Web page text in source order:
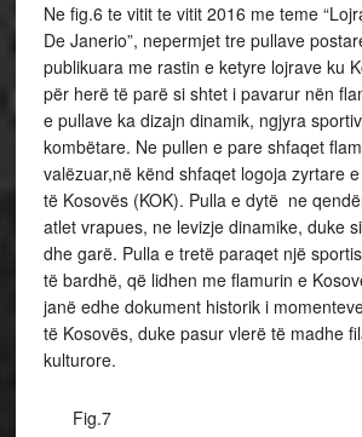
Ne fig.6 te vitit te vitit 2016 me teme
De Janerio”, nepermjet tre pullave
publikuara me rastin e ketyre lojrave ku
për herë të parë si shtet i pavarur nën
e pullave ka dizajn dinamik, ngjyra
kombëtare. Ne pullen e pare shfaqet
valëzuar,në kënd shfaqet logoja zyrtare
të Kosovës (KOK). Pulla e dytë ne
atlet vrapues, ne levizje dinamike, duke
dhe garë. Pulla e tretë paraqet një
të bardhë, që lidhen me flamurin e
janë edhe dokument historik i
të Kosovës, duke pasur vlerë të madhe
kulturore.
Fig.7